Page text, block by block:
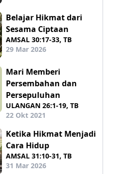
Belajar Hikmat dari
Sesama Ciptaan
AMSAL 30:17-33, TB
29 Mar 2026
Mari Memberi
Persembahan dan
Persepuluhan
ULANGAN 26:1-19, TB
22 Okt 2021
Ketika Hikmat Menjadi
Cara Hidup
AMSAL 31:10-31, TB
31 Mar 2026